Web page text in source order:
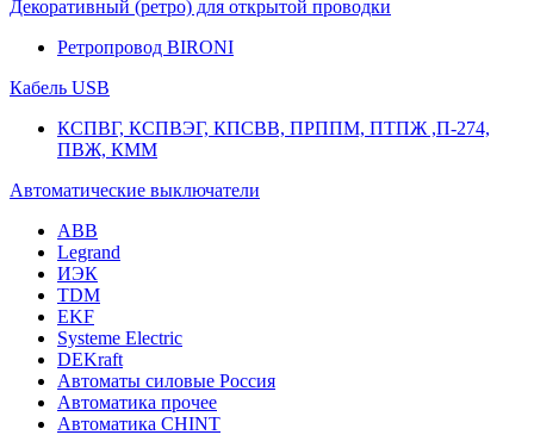
Декоративный (ретро) для открытой проводки
Ретропровод BIRONI
Кабель USB
КСПВГ, КСПВЭГ, КПСВВ, ПРППМ, ПТПЖ ,П-274,
ПВЖ, КММ
Автоматические выключатели
ABB
Legrand
ИЭК
TDM
EKF
Systeme Electric
DEKraft
Автоматы силовые Россия
Автоматика прочее
Автоматика CHINT